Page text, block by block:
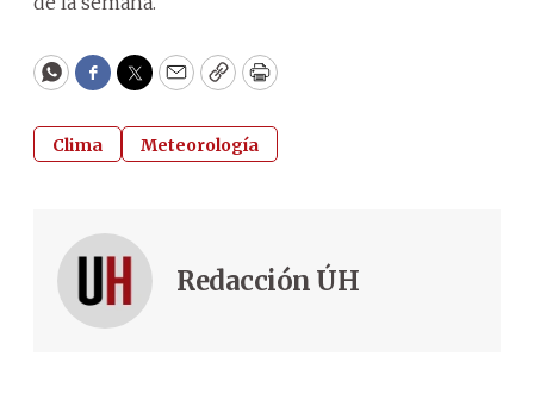
WhatsApp
Facebook
Twitter
EmailCopyPrint
Clima Meteorología
Redacción ÚH